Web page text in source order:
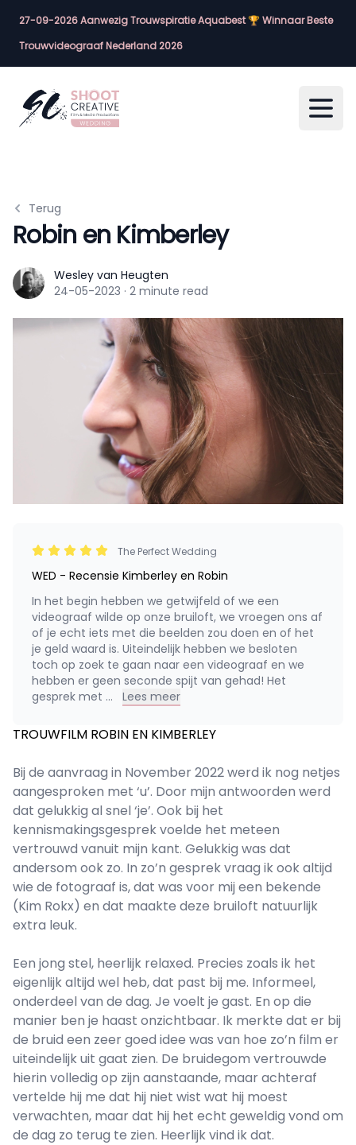
27-09-2026 Aanwezig Trouwspiratie Aquabest 🏆 Winnaar Beste
Trouwvideograaf Nederland 2026
Terug
Robin en Kimberley
Wesley van Heugten
Wesley van Heugten
24-05-2023 · 2 minute read
The Perfect Wedding
WED - Recensie Kimberley en Robin
In het begin hebben we getwijfeld of we een
videograaf wilde op onze bruiloft, we vroegen ons af
of je echt iets met die beelden zou doen en of het
je geld waard is. Uiteindelijk hebben we besloten
toch op zoek te gaan naar een videograaf en we
hebben er geen seconde spijt van gehad! Het
gesprek met ... Lees meer
TROUWFILM ROBIN EN KIMBERLEY
Bij de aanvraag in November 2022 werd ik nog netjes
aangesproken met ‘u’. Door mijn antwoorden werd
dat gelukkig al snel ‘je’. Ook bij het
kennismakingsgesprek voelde het meteen
vertrouwd vanuit mijn kant. Gelukkig was dat
andersom ook zo. In zo’n gesprek vraag ik ook altijd
wie de fotograaf is, dat was voor mij een bekende
(Kim Rokx) en dat maakte deze bruiloft natuurlijk
extra leuk.
Een jong stel, heerlijk relaxed. Precies zoals ik het
eigenlijk altijd wel heb, dat past bij me. Informeel,
onderdeel van de dag. Je voelt je gast. En op die
manier ben je haast onzichtbaar. Ik merkte dat er bij
de bruid een zeer goed idee was van hoe zo’n film er
uiteindelijk uit gaat zien. De bruidegom vertrouwde
hierin volledig op zijn aanstaande, maar achteraf
vertelde hij me dat hij niet wist wat hij moest
verwachten, maar dat hij het echt geweldig vond om
de dag zo terug te zien. Heerlijk vind ik dat.